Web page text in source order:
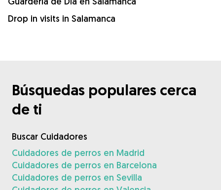
Drop in visits in Salamanca
Búsquedas populares cerca
de ti
Buscar Cuidadores
Cuidadores de perros en Madrid
Cuidadores de perros en Barcelona
Cuidadores de perros en Sevilla